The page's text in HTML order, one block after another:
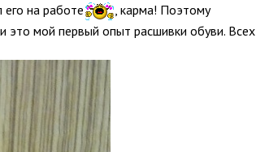
на работе
, карма! Поэтому
это мой первый опыт расшивки обуви. Всех